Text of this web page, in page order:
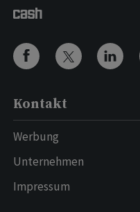
Kontakt
Werbung
Unternehmen
Impressum